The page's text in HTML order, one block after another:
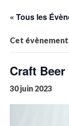
« Tous les
Cet
Craft
30 juin 2023